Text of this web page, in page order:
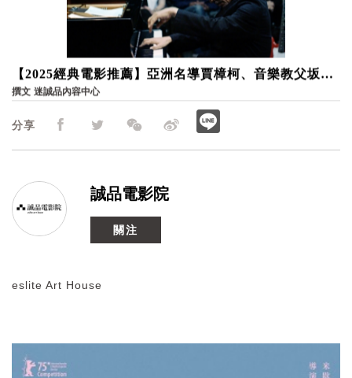
分享
誠品電影院
關注
eslite Art House
【2025經典電影推薦】亞洲名導賈樟柯、音樂教父坂本
龍一神作重返大銀幕，從影像回味時代的軌跡｜誠品電
撰文 迷誠品內容中心